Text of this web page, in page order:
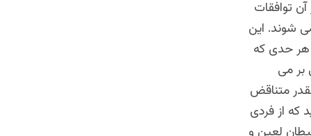
توافقات
شوند. این
هر حدی که
بر می
متناقض
که از فردی